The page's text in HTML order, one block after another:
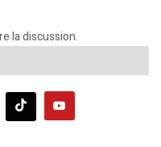
la discussion.